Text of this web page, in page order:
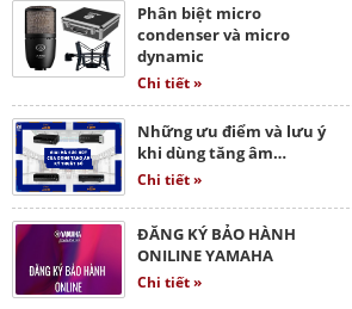
Phân biệt micro
condenser và micro
dynamic
Chi tiết »
Những ưu điểm và lưu ý
khi dùng tăng âm…
Chi tiết »
ĐĂNG KÝ BẢO HÀNH
ONILINE YAMAHA
Chi tiết »